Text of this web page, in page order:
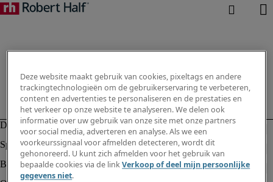
Deze website maakt gebruik van cookies, pixeltags en andere
trackingtechnologieën om de gebruikerservaring te verbeteren,
content en advertenties te personaliseren en de prestaties en
het verkeer op onze website te analyseren. We delen ook
informatie over uw gebruik van onze site met onze partners
voor social media, adverteren en analyse. Als we een
voorkeurssignaal voor afmelden detecteren, wordt dit
gehonoreerd. U kunt zich afmelden voor het gebruik van
bepaalde cookies via de linkVerkoop of deel mijn persoonlijke
gegevens niet.